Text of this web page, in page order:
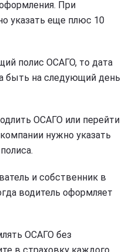
При
указать еще плюс 10
полис ОСАГО, то дата
быть на следующий день
ОСАГО или перейти
нужно указать
и собственник в
водитель оформляет
ОСАГО без
в страховку каждого